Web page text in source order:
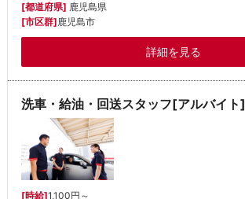
[都道府県] 鹿児島県
[市区群]鹿児島市
詳細を見る
洗車・給油・回送スタッフ[アルバイト]
[時給]1,100円～